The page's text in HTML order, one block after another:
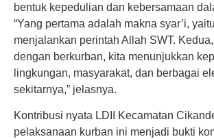
bentuk kepedulian dan kebersamaan
“Yang pertama adalah makna syar’i,
menjalankan perintah Allah SWT.
dengan berkurban, kita menunjukkan
lingkungan, masyarakat, dan berbagai
sekitarnya,” jelasnya.
Kontribusi nyata LDII Kecamatan
pelaksanaan kurban ini menjadi bukti